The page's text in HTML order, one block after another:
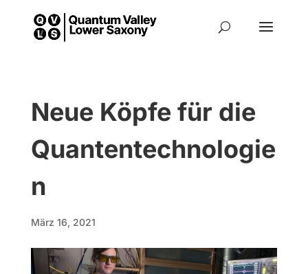
Neue Köpfe für die
Quantentechnologie
n
März 16, 2021